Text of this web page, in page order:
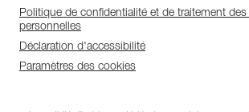
Politique de confidentialité et de traitement
personnelles
Déclaration d'accessibilité
Paramètres des cookies